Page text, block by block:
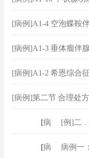
[病例]A1-4 空泡蝶鞍
[病例]A1-3 垂体瘤伴
[病例]A1-2 希恩综合
[病例]第二节 合理处
病例 [例]二
病例 病例一